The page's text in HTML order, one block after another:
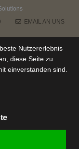
EMAIL AN UNS
Nutzererlebnis
diese Seite zu
einverstanden sind.